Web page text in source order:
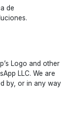
de
Logo and other
LLC. We are
by, or in any way